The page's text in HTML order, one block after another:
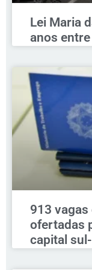
Lei Maria
anos
913
ofertadas
capital